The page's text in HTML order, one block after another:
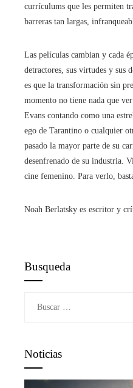
currículums que les permiten
barreras tan largas,
Las películas cambian y cada
detractores, sus virtudes y sus
es que la transformación sin
momento no tiene nada que
Evans contando como una
ego de Tarantino o cualquier
pasado la mayor parte de su
desenfrenado de su industria.
cine femenino. Para verlo,
Noah Berlatsky es escritor y
Busqueda
Noticias